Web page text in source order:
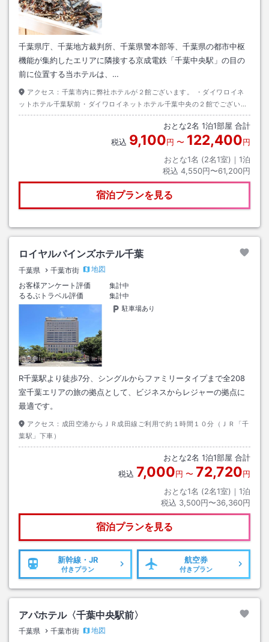
千葉県庁、千葉地方裁判所、千葉県警本部等、千葉県の都市中枢
機能が集約したエリアに隣接する京成電鉄「千葉中央駅」の目の
前に位置する当ホテルは、…
アクセス： 千葉市内に弊社ホテルが２館ございます。 ・ダイワロイネ
ットホテル千葉駅前・ダイワロイネットホテル千葉中央の２館でございま
す。 ご予約、ご案内の際にお間違いなき様ご注意の程お願い致します。
おとな2名 1泊1部屋 合計
税込 9,100円 〜 122,400円
おとな1名 (2名1室)｜ 1泊
税込 4,550円〜61,200円
宿泊プランを見る
ロイヤルパインズホテル千葉
千葉県 千葉市街
地図
お客様アンケート評価
集計中
るるぶトラベル評価
集計中
駐車場あり
R千葉駅より徒歩7分、シングルからファミリータイプまで全208
室千葉エリアの旅の拠点として、ビジネスからレジャーの拠点に
最適です。
アクセス： 成田空港からＪＲ成田線ご利用で約１時間１０分（ＪＲ「千
葉駅」下車）
おとな2名 1泊1部屋 合計
税込 7,000円 〜 72,720円
おとな1名 (2名1室)｜ 1泊
税込 3,500円〜36,360円
宿泊プランを見る
新幹線・JR
付きプラン
航空券
付きプラン
アパホテル〈千葉中央駅前〉
千葉県 千葉市街
地図